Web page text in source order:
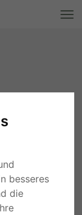
besseres
die